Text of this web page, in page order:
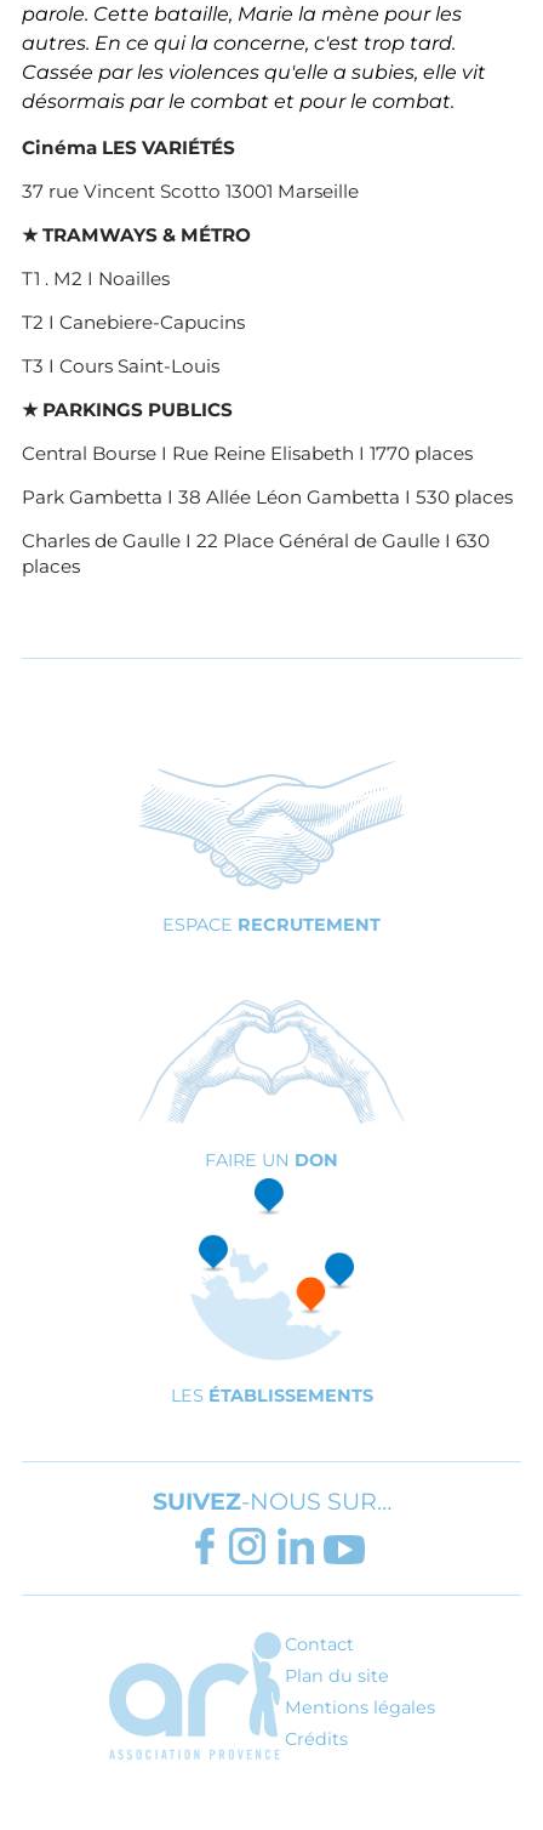
parole. Cette bataille, Marie la mène pour les
autres. En ce qui la concerne, c'est trop tard.
Cassée par les violences qu'elle a subies, elle vit
désormais par le combat et pour le combat.
Cinéma LES VARIÉTÉS
37 rue Vincent Scotto 13001 Marseille
★ TRAMWAYS & MÉTRO
T1 . M2 I Noailles
T2 I Canebiere-Capucins
T3 I Cours Saint-Louis
★ PARKINGS PUBLICS
Central Bourse I Rue Reine Elisabeth I 1770 places
Park Gambetta I 38 Allée Léon Gambetta I 530 places
Charles de Gaulle I 22 Place Général de Gaulle I 630
places
ESPACE RECRUTEMENT
FAIRE UN DON
LES ÉTABLISSEMENTS
SUIVEZ-NOUS SUR…
FACEBOOK
INSTAGRAM
LINKEDIN
YOUTUBE
ARI - Association régionale pour
Contact
Plan du site
Mentions légales
Crédits